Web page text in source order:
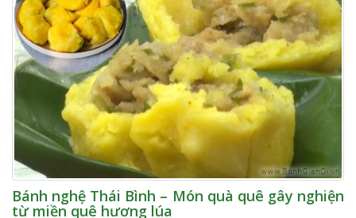
Bánh nghệ Thái Bình – Món quà quê gây nghiện
từ miền quê hương lúa